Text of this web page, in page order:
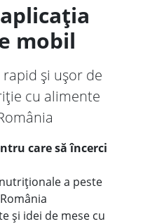
mobil
rapid și ușor de
cu alimente
care să încerci
a peste
și idei de mese cu